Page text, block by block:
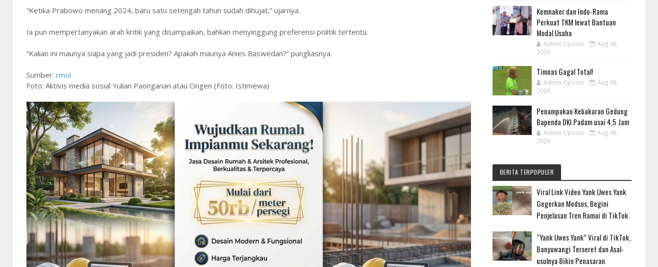
“Ketika Prabowo menang 2024, baru satu setengah tahun sudah dihujat,” ujarnya.
Ia pun mempertanyakan arah kritik yang disampaikan, bahkan menyinggung preferensi politik tertentu.
“Kalian ini maunya siapa yang jadi presiden? Apakah maunya Anies Baswedan?” pungkasnya.
Sumber: rmol
Foto: Aktivis media sosial Yulian Paonganan atau Ongen (Foto: Istimewa)
Kemnaker dan Indo-Rama
Perkuat TKM lewat Bantuan
Modal Usaha
Admin Oposisi
Aug 08,
2026
Timnas Gagal Total!
Admin Oposisi
Aug 08,
2026
Penampakan Kebakaran Gedung
Bapenda DKI Padam usai 4,5 Jam
Admin Oposisi
Aug 08,
2026
BERITA TERPOPULER
Viral Link Video Yank Uwes Yank
Gegerkan Medsos, Begini
Penjelasan Tren Ramai di TikTok
“Yank Uwes Yank” Viral di TikTok,
Banyuwangi Terseret dan Asal-
usulnya Bikin Penasaran